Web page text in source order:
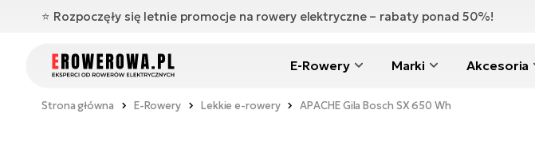
⭐️ Rozpoczęły się letnie promocje na rowery elektryczne – rabaty ponad 50%!
E-Rowery Marki Akcesoria
Strona główna E-Rowery Lekkie e-rowery APACHE Gila Bosch SX 650 Wh